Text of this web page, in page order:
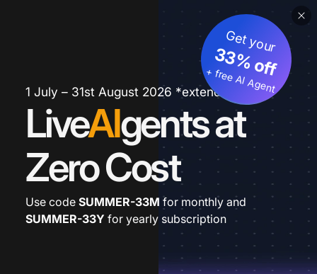
1 July – 31st August 2026 *extended
LiveAIgents at
Zero Cost
Get your
33% off
+ free AI Agent
Use code SUMMER-33M for monthly and
SUMMER-33Y for yearly subscription